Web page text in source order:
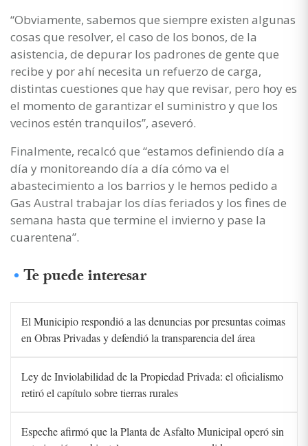
“Obviamente, sabemos que siempre existen algunas
cosas que resolver, el caso de los bonos, de la
asistencia, de depurar los padrones de gente que
recibe y por ahí necesita un refuerzo de carga,
distintas cuestiones que hay que revisar, pero hoy es
el momento de garantizar el suministro y que los
vecinos estén tranquilos”, aseveró.
Finalmente, recalcó que “estamos definiendo día a
día y monitoreando día a día cómo va el
abastecimiento a los barrios y le hemos pedido a
Gas Austral trabajar los días feriados y los fines de
semana hasta que termine el invierno y pase la
cuarentena”.
Te puede interesar
El Municipio respondió a las denuncias por presuntas coimas
en Obras Privadas y defendió la transparencia del área
Ley de Inviolabilidad de la Propiedad Privada: el oficialismo
retiró el capítulo sobre tierras rurales
Espeche afirmó que la Planta de Asfalto Municipal operó sin